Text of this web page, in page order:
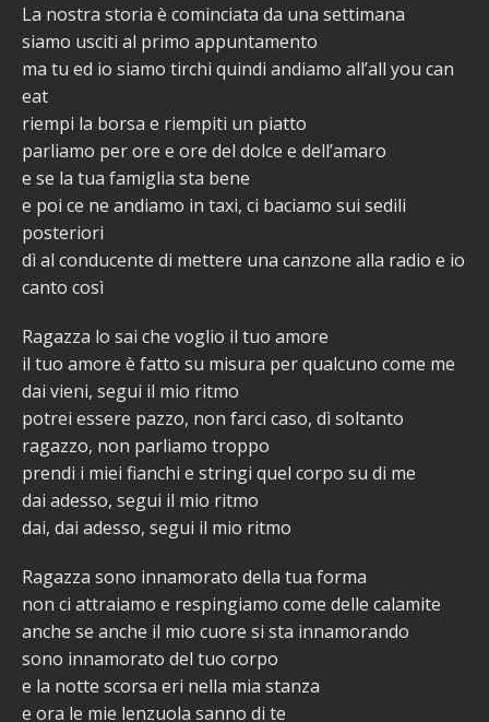
La nostra storia è cominciata da una settimana
siamo usciti al primo appuntamento
ma tu ed io siamo tirchi quindi andiamo all’all you can
eat
riempi la borsa e riempiti un piatto
parliamo per ore e ore del dolce e dell’amaro
e se la tua famiglia sta bene
e poi ce ne andiamo in taxi, ci baciamo sui sedili
posteriori
dì al conducente di mettere una canzone alla radio e io
canto così
Ragazza lo sai che voglio il tuo amore
il tuo amore è fatto su misura per qualcuno come me
dai vieni, segui il mio ritmo
potrei essere pazzo, non farci caso, dì soltanto
ragazzo, non parliamo troppo
prendi i miei fianchi e stringi quel corpo su di me
dai adesso, segui il mio ritmo
dai, dai adesso, segui il mio ritmo
Ragazza sono innamorato della tua forma
non ci attraiamo e respingiamo come delle calamite
anche se anche il mio cuore si sta innamorando
sono innamorato del tuo corpo
e la notte scorsa eri nella mia stanza
e ora le mie lenzuola sanno di te